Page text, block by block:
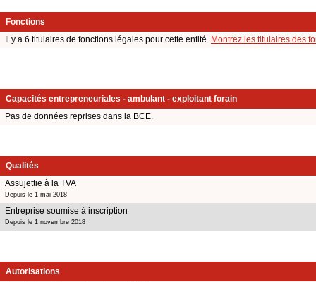
Fonctions
Il y a 6 titulaires de fonctions légales pour cette entité. Montrez les titulaires des
Capacités entrepreneuriales - ambulant - exploitant forain
Pas de données reprises dans la BCE.
Qualités
Assujettie à la TVA
Depuis le 1 mai 2018
Entreprise soumise à inscription
Depuis le 1 novembre 2018
Autorisations